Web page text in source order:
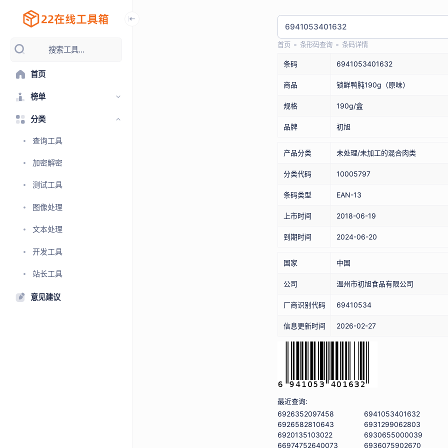
搜索工具...
首页
榜单
分类
查询工具
加密解密
测试工具
图像处理
文本处理
开发工具
站长工具
意见建议
首页 条形码查询 条码详情
条码 6941053401632
商品 锁鲜鸭肫190g（原味）
规格 190g/盒
品牌 初旭
产品分类 未处理/未加工的混合肉类
分类代码 10005797
条码类型 EAN-13
上市时间 2018-06-19
到期时间 2024-06-20
国家 中国
公司 温州市初旭食品有限公司
厂商识别代码 69410534
信息更新时间 2026-02-27
最近查询:
6926352097458
6941053401632
6926582810643
6931299062803
6920135103022
6930655000039
66974752640073
6936075902670